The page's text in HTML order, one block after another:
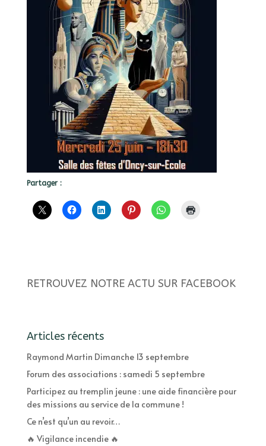
Partager :
RETROUVEZ NOTRE ACTU SUR FACEBOOK
Articles récents
Raymond Martin Dimanche 13 septembre
Forum des associations : samedi 5 septembre
Participez au tremplin jeune : une aide financière pour
des missions au service de la commune !
Ce n’est qu’un au revoir…
🔥 Vigilance incendie 🔥